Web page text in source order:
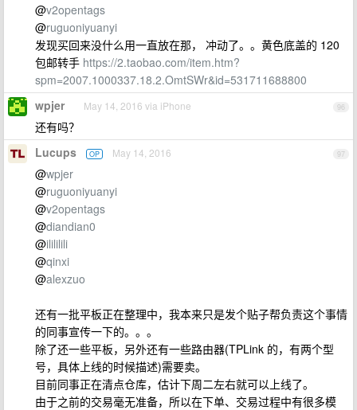
@v2opentags
@ruguoniyuanyi
发现买回来没什么用一直放在那， 冲动了。。黄色底盖的 120
包邮转手 https://2.taobao.com/item.htm?
spm=2007.1000337.18.2.OmtSWr&id=531711688800
96
wpjer May 14, 2016 via iPhone
还有吗？
97
Lucups OP May 14, 2016
@wpjer
@ruguoniyuanyi
@v2opentags
@diandian0
@ilililili
@qinxi
@alexzuo
还有一批平板正在整理中，我本来只是发个贴子帮负责这个事情
的同事宣传一下的。。。
除了还一些平板，另外还有一些路由器(TPLink 的，有两个型
号，具体上线的时候描述)需要卖。
目前同事正在清点仓库，估计下周二左右就可以上线了。
由于之前的交易毫无准备，所以在下单、交易过程中有很多模